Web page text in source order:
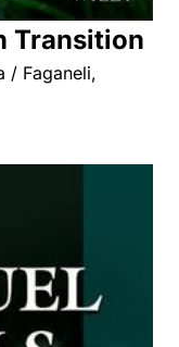
Transition
/ Faganeli,